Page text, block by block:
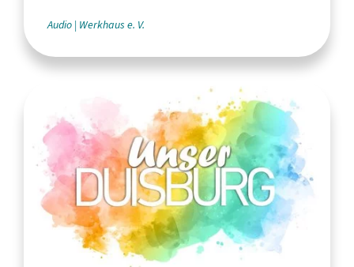
Audio Werkhaus e. V.